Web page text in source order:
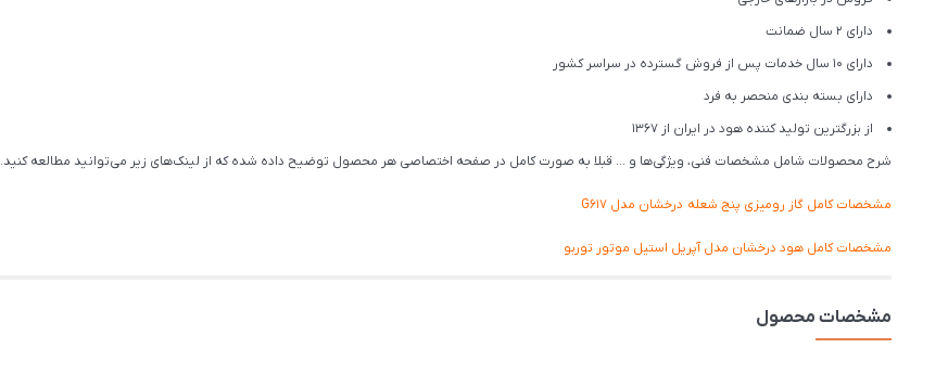
دارای 2 سال ضمانت
دارای 10 سال خدمات پس از فروش گسترده در سراسر کشور
دارای بسته بندی منحصر به فرد
از بزرگترین تولید کننده هود در ایران از 1367
شرح محصولات شامل مشخصات فنی، ویژگی‌ها و … قبلا به صورت کامل در صفحه اختصاصی هر محصول توضیح داده شده که از لینک‌های زیر می‌توانید مطالعه کنید.
مشخصات کامل گاز رومیزی پنج شعله درخشان مدل G617
مشخصات کامل هود درخشان مدل آپریل استیل موتور توربو
مشخصات محصول